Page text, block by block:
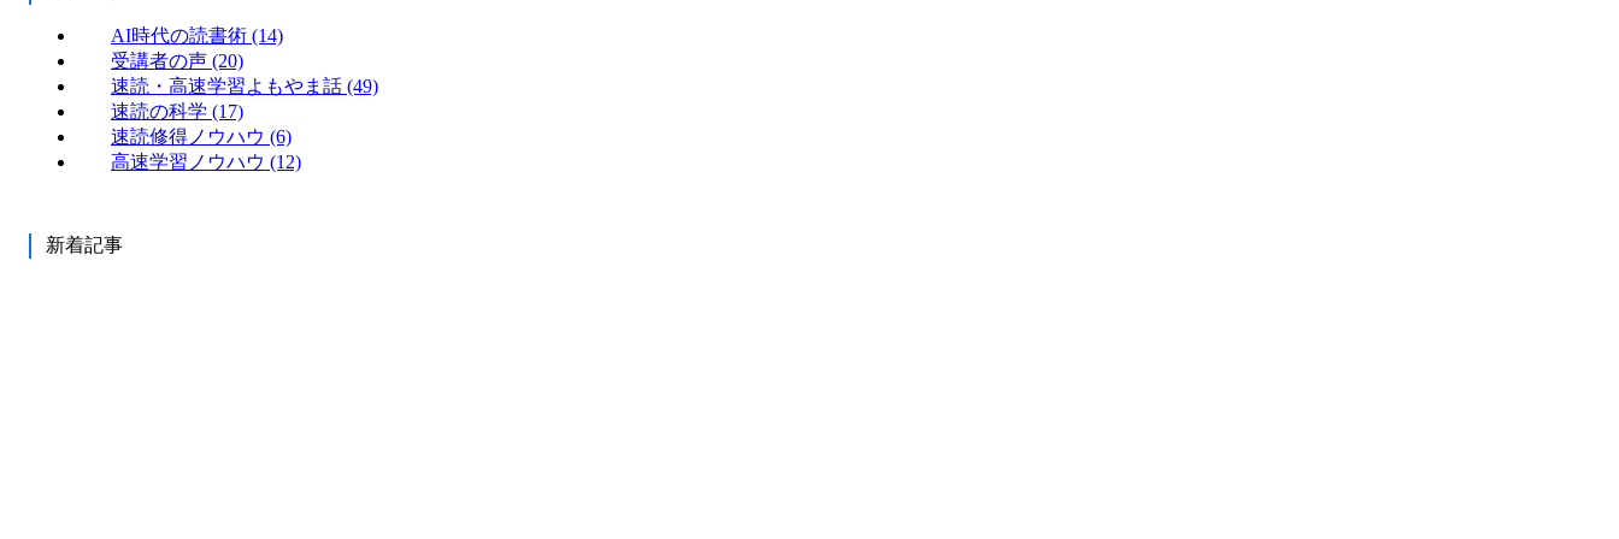
AI時代の読書術 (14)
受講者の声 (20)
速読・高速学習よもやま話 (49)
速読の科学 (17)
速読修得ノウハウ (6)
高速学習ノウハウ (12)
新着記事